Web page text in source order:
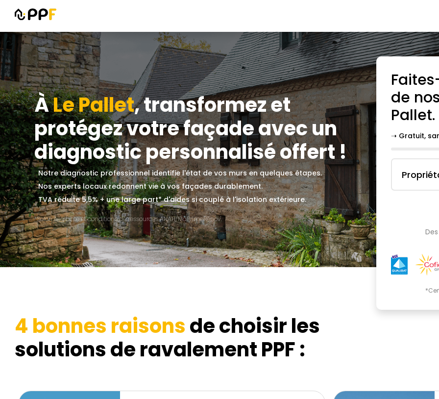
ÀLe Pallet, transformez et
protégez votre façade avec un
diagnostic personnalisé offert !
Notre diagnostic professionnel identifie l'état de vos murs en quelques étapes.
Nos experts locaux redonnent vie à vos façades durablement.
TVA réduite 5,5% + une large part* d'aides si couplé à l'isolation extérieure.
*Selon éligibilité et conditions de ressources ANAH/MaPrimeRénov'.
de
Pallet.
➝ Gratuit,
4 bonnes raisonsde choisir les
solutions de ravalement PPF :